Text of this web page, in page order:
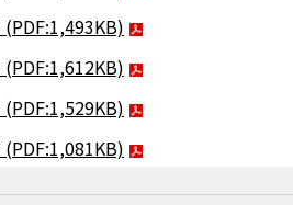
(PDF:1,493KB)
(PDF:1,612KB)
(PDF:1,529KB)
(PDF:1,081KB)